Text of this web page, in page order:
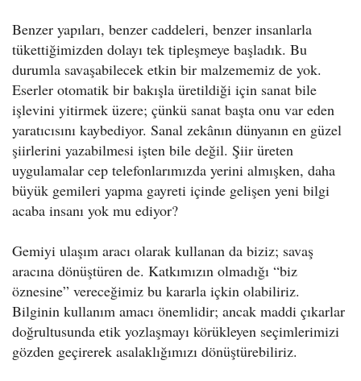
Benzer yapıları, benzer caddeleri, benzer insanlarla
tükettiğimizden dolayı tek tipleşmeye başladık. Bu
durumla savaşabilecek etkin bir malzememiz de yok.
Eserler otomatik bir bakışla üretildiği için sanat bile
işlevini yitirmek üzere; çünkü sanat başta onu var eden
yaratıcısını kaybediyor. Sanal zekânın dünyanın en güzel
şiirlerini yazabilmesi işten bile değil. Şiir üreten
uygulamalar cep telefonlarımızda yerini almışken, daha
büyük gemileri yapma gayreti içinde gelişen yeni bilgi
acaba insanı yok mu ediyor?
Gemiyi ulaşım aracı olarak kullanan da biziz; savaş
aracına dönüştüren de. Katkımızın olmadığı “biz
öznesine” vereceğimiz bu kararla içkin olabiliriz.
Bilginin kullanım amacı önemlidir; ancak maddi çıkarlar
doğrultusunda etik yozlaşmayı körükleyen seçimlerimizi
gözden geçirerek asalaklığımızı dönüştürebiliriz.